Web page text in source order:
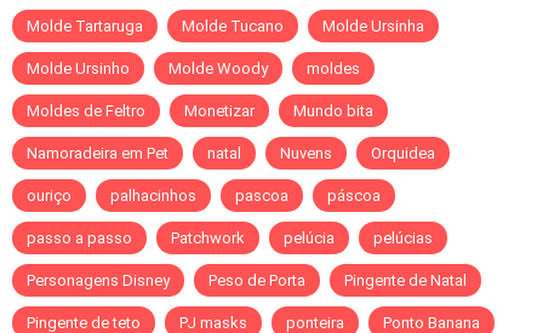
Molde Tartaruga Molde Tucano Molde Ursinha
Molde Ursinho Molde Woody moldes
Moldes de Feltro Monetizar Mundo bita
Namoradeira em Pet natal Nuvens Orquidea
ouriço palhacinhos pascoa páscoa
passo a passo Patchwork pelúcia pelúcias
Personagens Disney Peso de Porta Pingente de Natal
Pingente de teto PJ masks ponteira Ponto Banana